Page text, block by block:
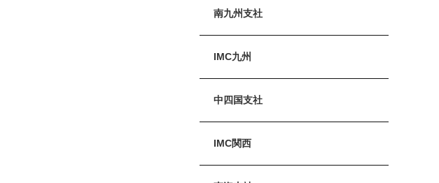
南九州支社
IMC九州
中四国支社
IMC関西